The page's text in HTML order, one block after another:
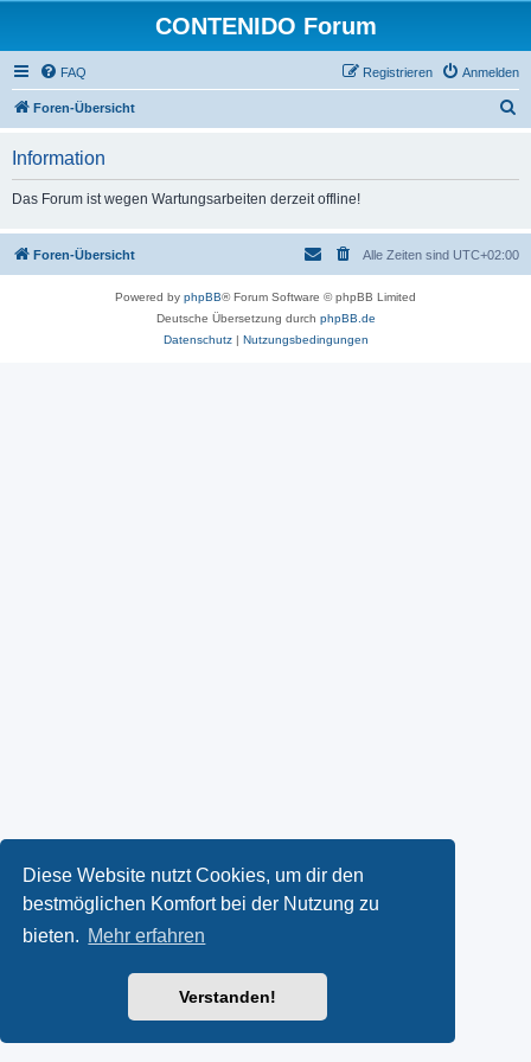
Diese Website nutzt Cookies, um dir den
bestmöglichen Komfort bei der Nutzung zu
bieten. Mehr erfahren
Verstanden!
CONTENIDO Forum
FAQ Anmelden
Registrieren
Foren-Übersicht
Information
Das Forum ist wegen Wartungsarbeiten derzeit offline!
Foren-Übersicht Alle Zeiten sind UTC+02:00
Powered by phpBB® Forum Software © phpBB Limited
Deutsche Übersetzung durch phpBB.de
Datenschutz| Nutzungsbedingungen